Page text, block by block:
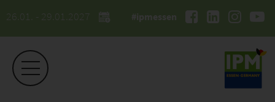
26.01. - 29.01.2027 #ipmessen